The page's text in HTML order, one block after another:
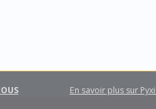
En savoir plus sur